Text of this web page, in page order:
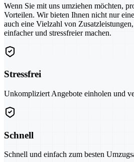
Wenn Sie mit uns umziehen möchten,
Vorteilen. Wir bieten Ihnen nicht nur
auch eine Vielzahl von
einfacher und stressfreier machen.
Stressfrei
Unkompliziert Angebote einholen und
Schnell
Schnell und einfach zum besten